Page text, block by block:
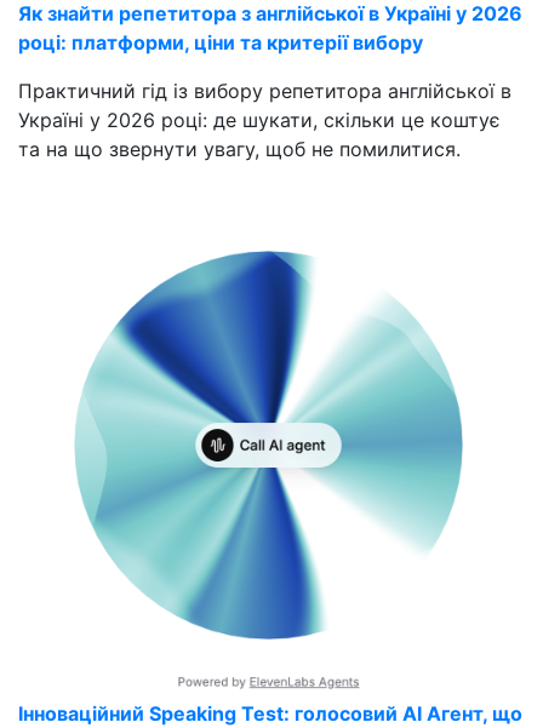
Як знайти репетитора з англійської в Україні у 2026
році: платформи, ціни та критерії вибору
Практичний гід із вибору репетитора англійської в
Україні у 2026 році: де шукати, скільки це коштує
та на що звернути увагу, щоб не помилитися.
Інноваційний Speaking Test: голосовий AI Агент, що